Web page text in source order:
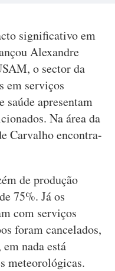
significativo em
Alexandre
o sector da
em serviços
saúde apresentam
Na área da
Carvalho encontra-
de produção
75%. Já os
com serviços
foram cancelados,
nada está
meteorológicas.